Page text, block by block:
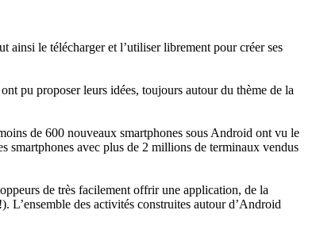
ainsi le télécharger et l’utiliser librement pour créer ses
pu proposer leurs idées, toujours autour du thème de la
de 600 nouveaux smartphones sous Android ont vu le
smartphones avec plus de 2 millions de terminaux vendus
de très facilement offrir une application, de la
L’ensemble des activités construites autour d’Android